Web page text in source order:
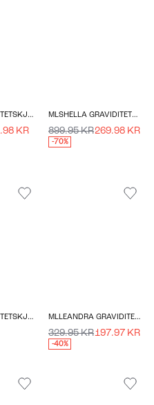
MLEVA GRAVIDITETSKJOLE
KR
MLSHELLA GRAVIDITETSJAKKE
899.95 KR269.98 KR
-70%
MLEVA GRAVIDITETSKJOLE MLLEANDRA GRAVIDITETSKJOLE
329.95 KR197.97 KR
-40%